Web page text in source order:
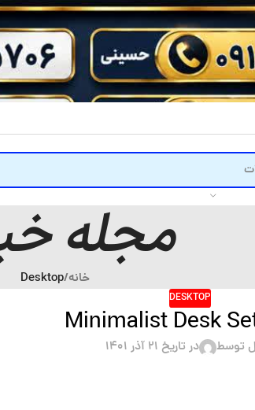
مجله
خانه/
Desktop
DESKTOP
توسط در تاریخ ۲۱ آذر ۱۴۰۱